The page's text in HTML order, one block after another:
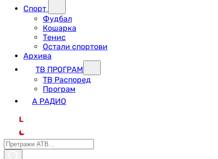
Спорт
Фудбал
Кошарка
Тенис
Остали спортови
Архива
ТВ ПРОГРАМ
ТВ Распоред
Програм
А РАДИО
L